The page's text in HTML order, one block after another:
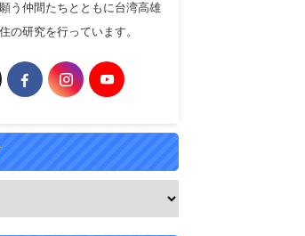
う仲間たちとともに台湾高雄
の研究を行っています。